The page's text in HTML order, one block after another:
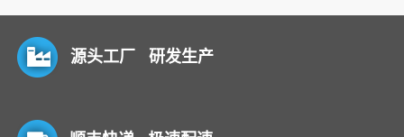
源头工厂 研发生产